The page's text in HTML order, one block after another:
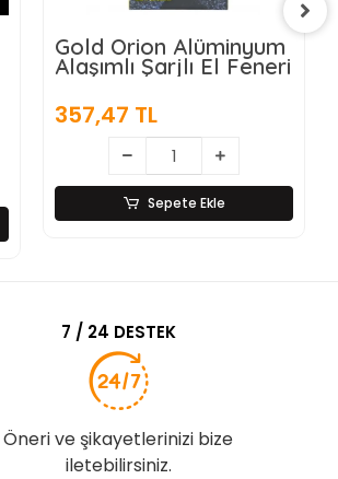
Matematik İşlem
Rulosu (Tek İşlem
Seçenekli)
39,72 TL
Sepete Ekle
7 / 24 DESTEK
Öneri ve şikayetlerinizi bize
iletebilirsiniz.